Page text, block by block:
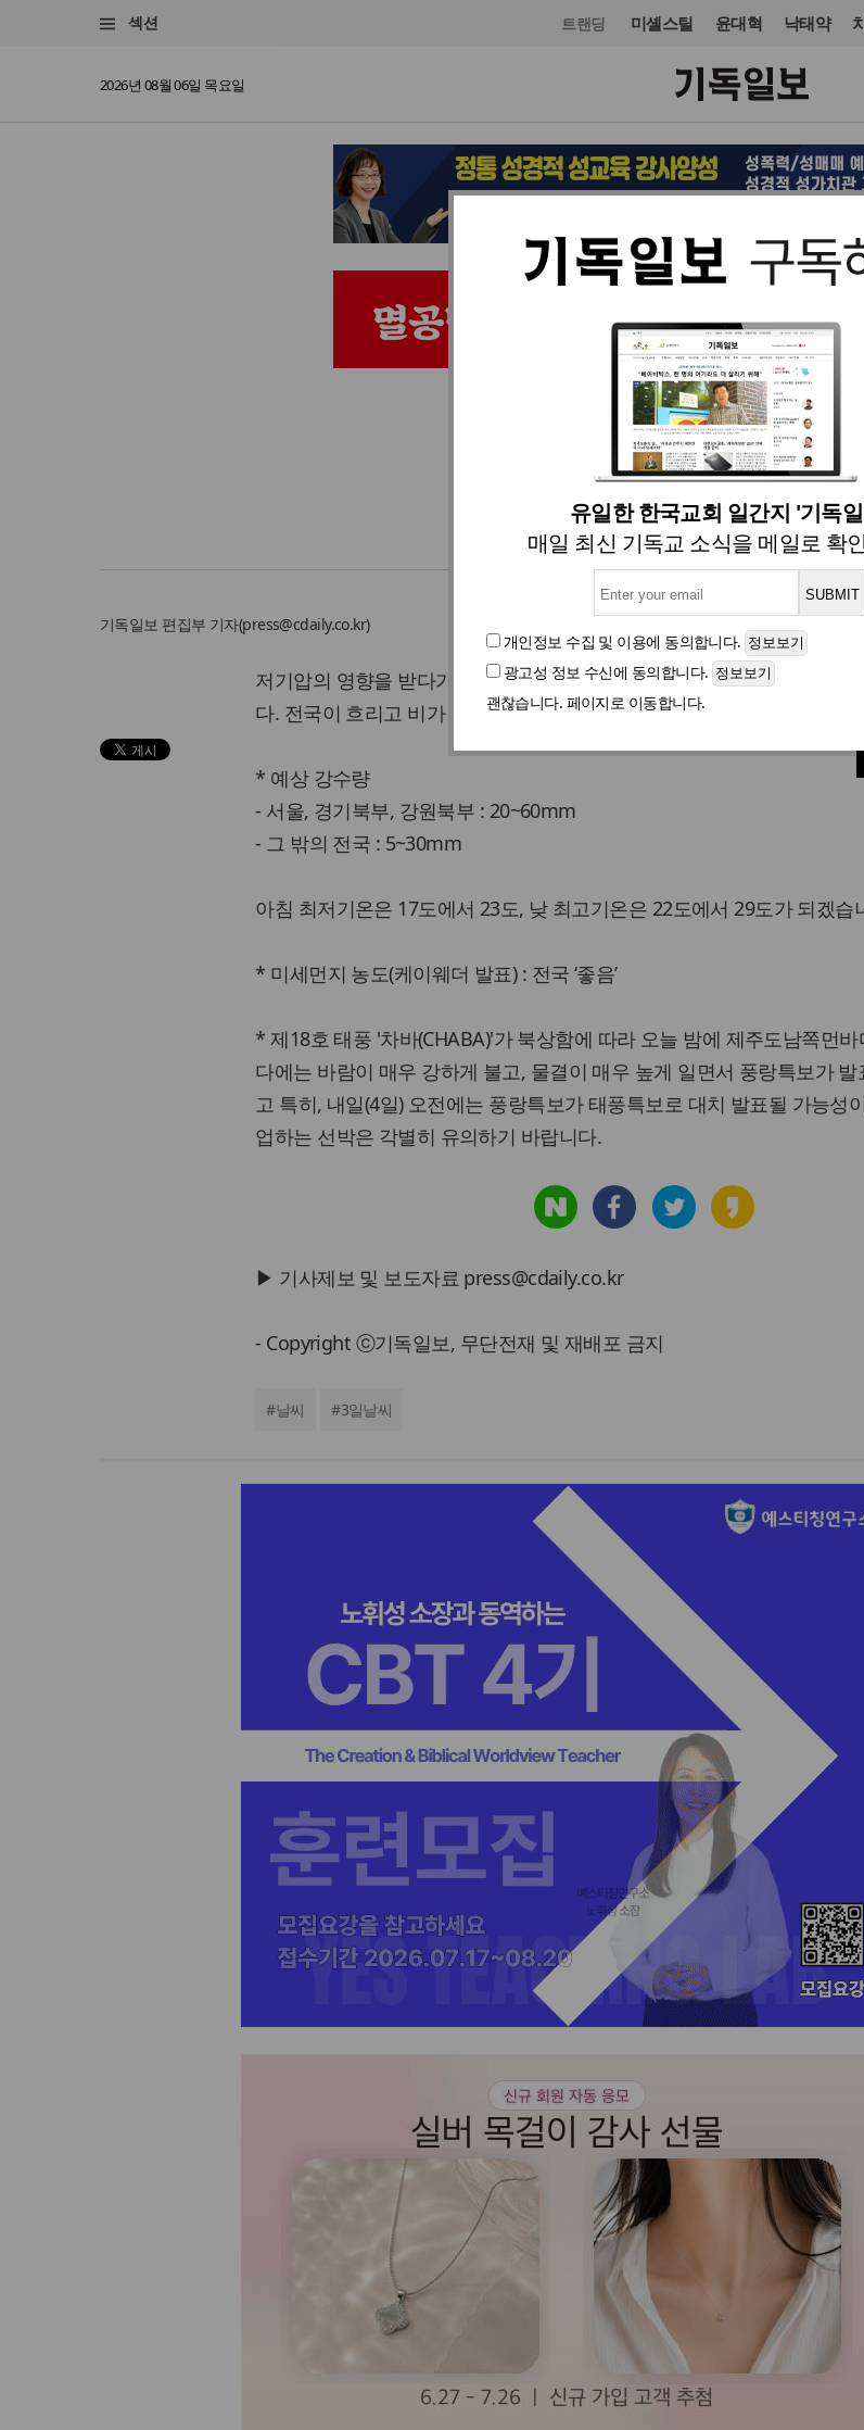
섹션 트랜딩 미셸스틸 윤대혁 낙태약
2026년 08월 06일 목요일
유일한 한국교회 일간지 '기독
매일 최신 기독교 소식을 메일로 확
개인정보 수집 및 이용에 동의합니다.
광고성 정보 수신에 동의합니다.
괜찮습니다. 페이지로 이동합니다.
교회일반 입력 2016. 10. 03 07:11
[3일 날씨] 비 후
기독일보 편집부 기자(press@cdaily.co.kr)
저기압의 영향을 받다가 점차 벗어나 중국 북동지방에 위치한 고기압의
다. 전국이 흐리고 비가 오다가 오전에 서울, 경기도를 시작으로 오후에
* 예상 강수량
- 서울, 경기북부, 강원북부 : 20~60mm
- 그 밖의 전국 : 5~30mm
아침 최저기온은 17도에서 23도, 낮 최고기온은 22도에서 29도가 되겠습
* 미세먼지 농도(케이웨더 발표) : 전국 ‘좋음’
* 제18호 태풍 '차바(CHABA)'가 북상함에 따라 오늘 밤에 제주도남쪽먼
다에는 바람이 매우 강하게 불고, 물결이 매우 높게 일면서 풍랑특보가
고 특히, 내일(4일) 오전에는 풍랑특보가 태풍특보로 대치 발표될 가능성
업하는 선박은 각별히 유의하기 바랍니다.
▶ 기사제보 및 보도자료 press@cdaily.co.kr
- Copyright ⓒ기독일보, 무단전재 및 재배포 금지
#날씨 #3일날씨